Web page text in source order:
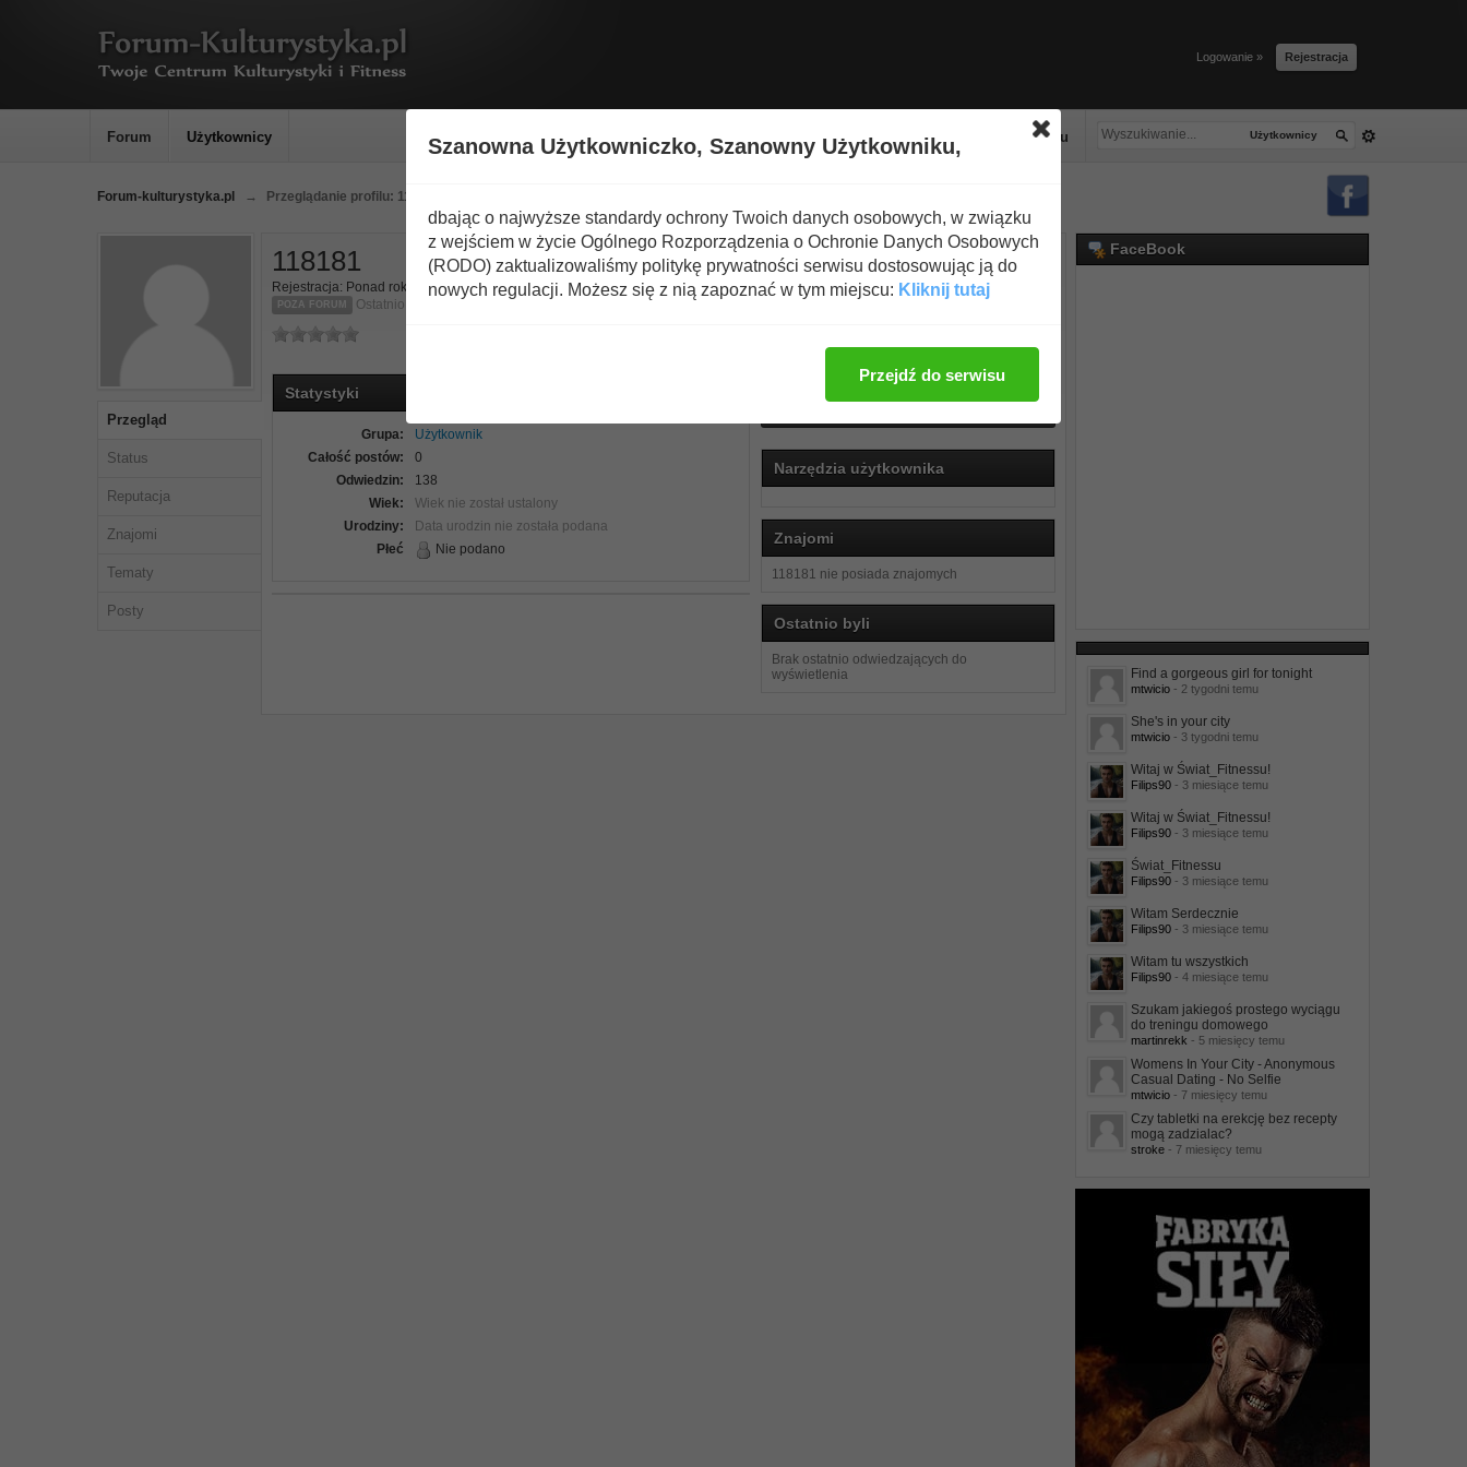
Logowanie » Rejestracja
Użytkownicy
Spalacze tłuszczu
Wyświetl nową zawartość
Forum Użytkownicy
Forum-kulturystyka.pl → Przeglądanie profilu: 118181
Przegląd
Status
Reputacja
Znajomi
Tematy
Posty
118181
Rejestracja: Ponad rok temu
POZA FORUM Ostatnio: Ponad rok temu
Statystyki
Grupa:
Użytkownik
Całość postów:
0
Odwiedzin:
138
Wiek:
Wiek nie został ustalony
Urodziny:
Data urodzin nie została podana
Płeć
Nie podano
Narzędzia użytkownika
Znajomi
118181 nie posiada znajomych
Ostatnio byli
Brak ostatnio odwiedzających do
wyświetlenia
FaceBook
Find a gorgeous girl for tonight
mtwicio- 2 tygodni temu
She's in your city
mtwicio- 3 tygodni temu
Witaj w Świat_Fitnessu!
Filips90- 3 miesiące temu
Witaj w Świat_Fitnessu!
Filips90- 3 miesiące temu
Świat_Fitnessu
Filips90- 3 miesiące temu
Witam Serdecznie
Filips90- 3 miesiące temu
Witam tu wszystkich
Filips90- 4 miesiące temu
Szukam jakiegoś prostego wyciągu
do treningu domowego
martinrekk - 5 miesięcy temu
Womens In Your City - Anonymous
Casual Dating - No Selfie
mtwicio- 7 miesięcy temu
Czy tabletki na erekcję bez recepty
mogą zadzialac?
stroke- 7 miesięcy temu
Szanowna Użytkowniczko, Szanowny Użytkowniku,
dbając o najwyższe standardy ochrony Twoich danych osobowych, w związku
z wejściem w życie Ogólnego Rozporządzenia o Ochronie Danych Osobowych
(RODO) zaktualizowaliśmy politykę prywatności serwisu dostosowując ją do
nowych regulacji. Możesz się z nią zapoznać w tym miejscu: Kliknij tutaj
Przejdź do serwisu